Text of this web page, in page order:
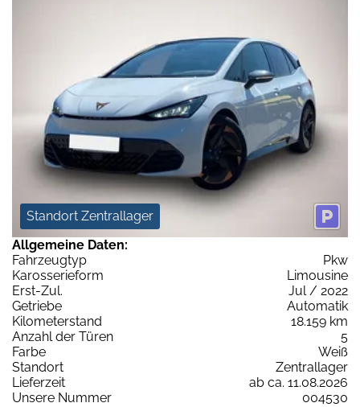
Standort Zentrallager
Allgemeine Daten:
Fahrzeugtyp
Pkw
Karosserieform
Limousine
Erst-Zul.
Jul / 2022
Getriebe
Automatik
Kilometerstand
18.159 km
Anzahl der Türen
5
Farbe
Weiß
Standort
Zentrallager
Lieferzeit
ab ca. 11.08.2026
Unsere Nummer
004530